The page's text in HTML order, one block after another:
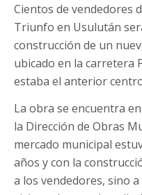
Cientos de vendedores
Triunfo en Usulután
construcción de un
ubicado en la carretera
estaba el anterior
La obra se encuentra
la Dirección de Obras
mercado municipal
años y con la
a los vendedores, sino